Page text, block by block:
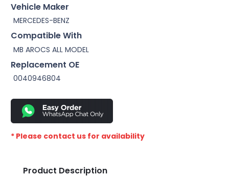
Vehicle Maker
MERCEDES-BENZ
Compatible With
MB AROCS ALL MODEL
Replacement OE
0040946804
* Please contact us for availability
Product Description